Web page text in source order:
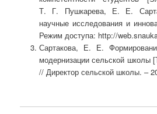
Т. Г. Пушкарева, Е. Е.
научные исследования и
Режим доступа: http://
Сартакова, Е. Е.
модернизации сельской школы
// Директор сельской школы. –